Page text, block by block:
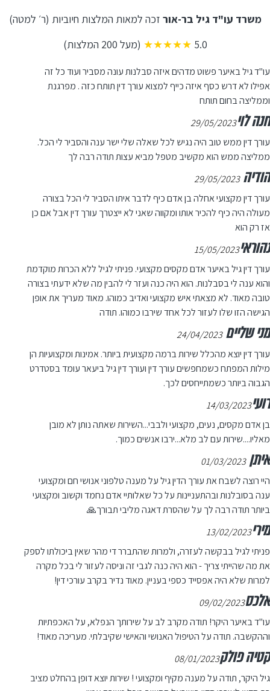
משרד עו"ד גיל בר-אור זכה למאות המלצות חיוביות (ר׳ למטה)
5.0
★★★★★ (מעל 200 המלצות)
עו"ד גיל באיער פשוט מדהים איזה סבלנות עונה מסביר ועוד כל זה
אפילו לא דרש כסף איזה כייף למצוא עורך דין תותח כזה . מפרגנת
וממליצה בחום תותח
חנה לוי29/05/2023
עורך דין ממש טוב היה נגיש לכל שאלה שלי ישר ענה והסביר לי הכל.
ממליצה ממש הוא מקשיב מטפל מביא עצות תודה רבה לך
הודיה29/05/2023
עורך דין מקצועי אחלה בן אדם כיף לדבר איתו הסביר לי הכל בצורה
מעולה היה כיף להכיר אותו ומקווה שאני לא ייצטרך עורך דין אבל אם כן
אז רק הוא
נהוראי15/05/2023
עורך דין גיל באיער אדם מקסים מקצועי. פניתי לגיל ללא הכרות מוקדמת
והוא ענה לי בסבלנות. הוא היה כנה ועזר לי להבין מה שלא ידעתי בצורה
טובה מאוד. לא מצאתי איש מקצועי ואדיב כמוהו. מאוד מעריך את אופן
הגישה הזו שלו לעזור לכל אחד שירבו כמוהו. תודה
מני שליים24/04/2023
עורך דין יוצא מהכלל שירות ברמה מקצועית ביותר. אמינות ומקצועיות הן
מילות המפתח כשמחפשים עורך דין ועורך דין גיל ביעאר עומד בסטדרט
הגבוה ביותר כשמתייחסים לכך.
רועי14/03/2023
בן אדם מקסים, נעים, מקצועי ולבבי...השירות שאתה נותן לא מובן
מאליו....שירות עם לב מלא...ירבו אנשים כמוך.
איתן01/03/2023
היי רוצה לשבח את עורך הדין גיל על מענה טלפוני אנושי חם ומקצועי
ענה בסובלנות ובהתעניינות על כל שאלותיי אדם נחמד וקשוב ומקצועי
ביותר תודה רבה לך על שהסרת דאגה מליבי תבורך🙏
מירי13/02/2023
פניתי לגיל בבקשה לעזרה, ולמרות שהתברר די מהר שאין ביכולתו לספק
את מה שהייתי צריך - הוא היה כנה לגבי זה וניסה לעזור לי בכל מקרה
למרות שלא היה אפסייד כספי בעניין. מאוד נדיר בקרב עורכי דין!
אלכס09/02/2023
עו"ד באיער היקר! תודה מקרב לב על שירותך הנפלא, על האכפתיות
וההקשבה. תודה על הטיפול האנושי והאישי שקיבלתי. מעריכה מאוד!
קטיה פולק08/01/2023
גיל היקר, תודה על מענה מקיף ומקצועי ! שירות יוצא דופן בהחלט מציב